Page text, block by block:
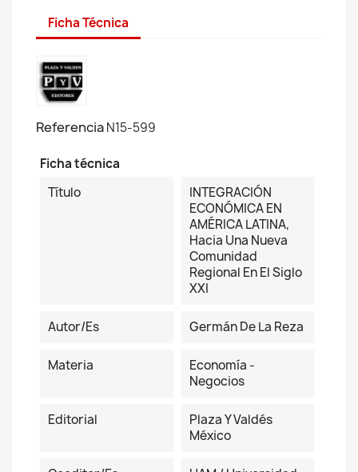
Ficha Técnica
ReferenciaN15-599
Ficha técnica
Título
INTEGRACIÓN
ECONÓMICA EN
AMÉRICA LATINA,
Hacia Una Nueva
Comunidad
Regional En El Siglo
XXI
Autor/es Germán De La Reza
Materia
Economía -
Negocios
Editorial
Plaza Y Valdés
México